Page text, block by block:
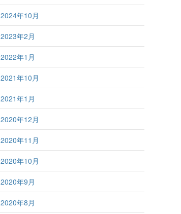
2024年10月
2023年2月
2022年1月
2021年10月
2021年1月
2020年12月
2020年11月
2020年10月
2020年9月
2020年8月